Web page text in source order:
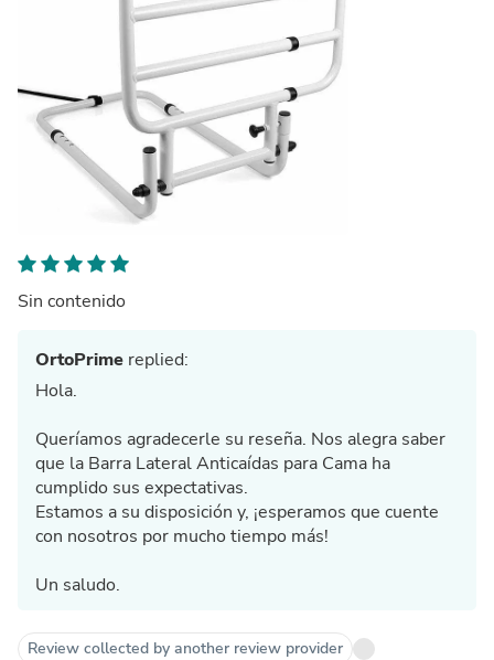
Sin contenido
OrtoPrime replied:
Hola.
Queríamos agradecerle su reseña. Nos alegra saber
que la Barra Lateral Anticaídas para Cama ha
cumplido sus expectativas.
Estamos a su disposición y, ¡esperamos que cuente
con nosotros por mucho tiempo más!
Un saludo.
Review collected by another review provider